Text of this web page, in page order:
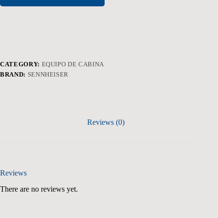
CATEGORY: EQUIPO DE CABINA
BRAND: SENNHEISER
Reviews (0)
Reviews
There are no reviews yet.